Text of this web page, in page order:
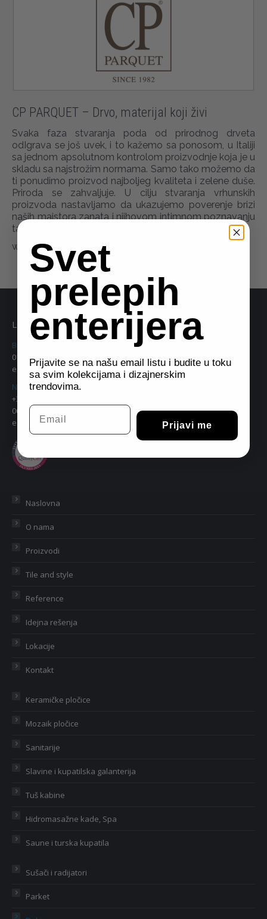
CP PARQUET – Drvo, materijal koji živi
Svaka faza stvaranja poda od prirodnog drveta
odIgrava se još uvek, i to kažemo sa ponosom, u Italiji
sa jednom apsolutnom kontrolom proizvodnje koja je u
skladu sa najstrožim normama. Samo tako možemo da
ti ponudimo proizvod najboljeg kvaliteta i zelene duše.
Priroda se zahvaljuje. U cilju stvaranja vrhunskih
proizvoda nastavljamo da ukazujemo poverenje brizi
naših majstora zanata i njihovom intimnom poznavanju
tajni drveta.
www.cpparquet.it
LOKACIJE
Bulevar Vudroa Vilsona 8a, Beograd
011 38 09 543, 063 342 956
e.mail:eurodom2@gmail.com
Nikole Grulovića 71e, Beograd
+381 11 34 74 713, 30 46 463
063/330833, 063/342849
e.mail:
eurodom.hala@gmail.com
Naslovna
O nama
Proizvodi
Tile and style
Reference
Idejna rešenja
Lokacije
Kontakt
Keramičke pločice
Mozaik pločice
Sanitarije
Slavine i kupatilska galanterija
Tuš kabine
Hidromasažne kade, Spa
Saune i turska kupatila
Sušači i radijatori
Parket
Svet
prelepih
enterijera
Prijavite se na našu email listu i budite u toku
sa svim kolekcijama i dizajnerskim
trendovima.
Email
Prijavi me